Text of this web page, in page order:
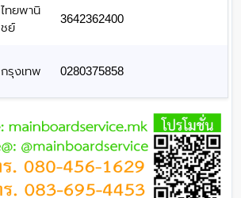
ไทยพานิ
ชย์
3642362400
กรุงเทพ 0280375858